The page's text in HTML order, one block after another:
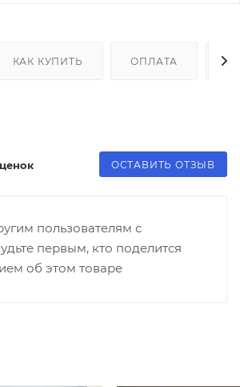
КАК КУПИТЬ ОПЛАТА
ОСТАВИТЬ ОТЗЫВ
пользователям с
первым, кто поделится
об этом товаре